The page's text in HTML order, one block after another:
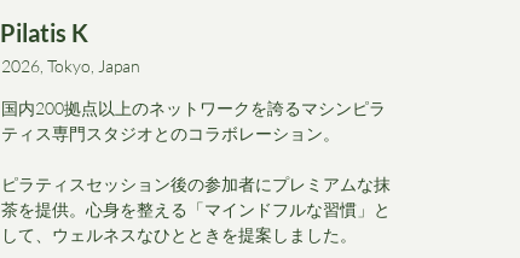
Pilatis K
2026, Tokyo, Japan
国内200拠点以上のネットワークを誇るマシンピラ
ティス専門スタジオとのコラボレーション。
ピラティスセッション後の参加者にプレミアムな抹
茶を提供。心身を整える「マインドフルな習慣」と
して、ウェルネスなひとときを提案しました。